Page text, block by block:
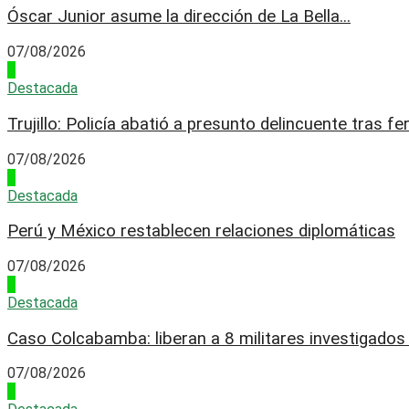
Óscar Junior asume la dirección de La Bella...
07/08/2026
Destacada
Trujillo: Policía abatió a presunto delincuente tras
07/08/2026
Destacada
Perú y México restablecen relaciones diplomáticas
07/08/2026
Destacada
Caso Colcabamba: liberan a 8 militares investigados
07/08/2026